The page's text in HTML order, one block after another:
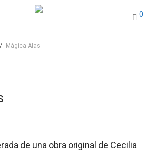
0
/ Mágica Alas
de una obra original de Cecilia